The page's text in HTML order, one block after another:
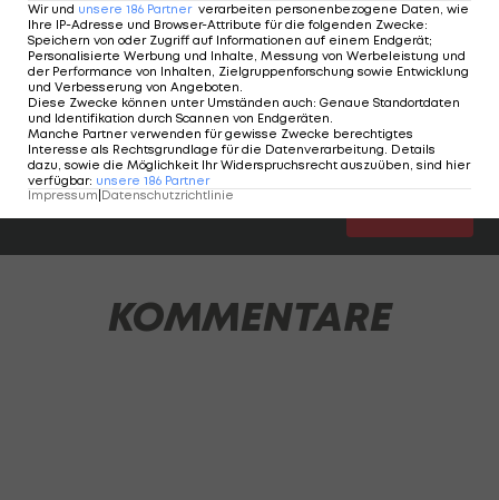
LAOLA1 analysiert die Leistung aller ÖFB-Akteure
und verteilt Noten (1=Sehr Gut, 2=Gut,
3=Befriedigend, 4=Genügend, 5=Nicht Genügend,
"-"=zu kurz eingesetzt).
KOMMENTARE
Wir und unsere 186 Partner verarbeiten personenbezogene Daten, wie
Ihre IP-Adresse und Browser-Attribute für die folgenden Zwecke:
Speichern von oder Zugriff auf Informationen auf einem Endgerät;
Personalisierte Werbung und Inhalte, Messung von Werbeleistung und
der Performance von Inhalten, Zielgruppenforschung sowie Entwicklung
und Verbesserung von Angeboten.
Diese Zwecke können unter Umständen auch: Genaue Standortdaten
und Identifikation durch Scannen von Endgeräten.
Manche Partner verwenden für gewisse Zwecke berechtigtes
Interesse als Rechtsgrundlage für die Datenverarbeitung. Details
dazu, sowie die Möglichkeit Ihr Widerspruchsrecht auszuüben, sind hier
verfügbar: unsere 186 Partner
Impressum Datenschutzrichtlinie